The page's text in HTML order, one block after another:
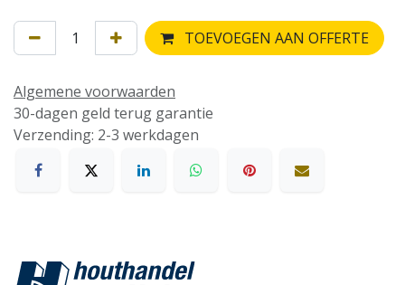
TOEVOEGEN AAN OFFERTE
Algemene voorwaarden
30-dagen geld terug garantie
Verzending: 2-3 werkdagen